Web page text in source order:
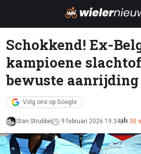
Schokkend! Ex-
kampioene
bewuste aanrijding
Volg ons op Google
Stan Strubbe 9 februari 2026 19:34 30